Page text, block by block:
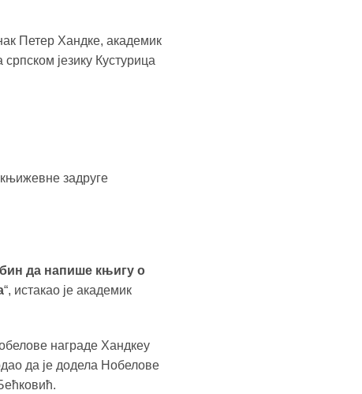
Петер Хандкe, академик
језику Кустурица
задруге
да напише књигу о
“, истакао је академик
награде Хандкеу
да је додела Нобелове